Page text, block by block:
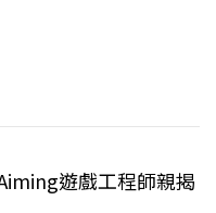
遊戲工程師親揭